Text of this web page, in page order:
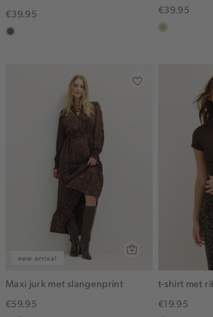
€39.95
middenbruin
€39.95
lichtzand
new arrival
Maxi jurk met slangenprint
€59.95
t-shirt met
€19.95